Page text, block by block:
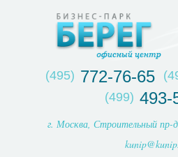
(495) 772-76-65
(499) 493-
г. Москва, Строительный пр-